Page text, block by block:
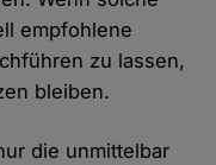
empfohlene
zu lassen,
bleiben.
die unmittelbar